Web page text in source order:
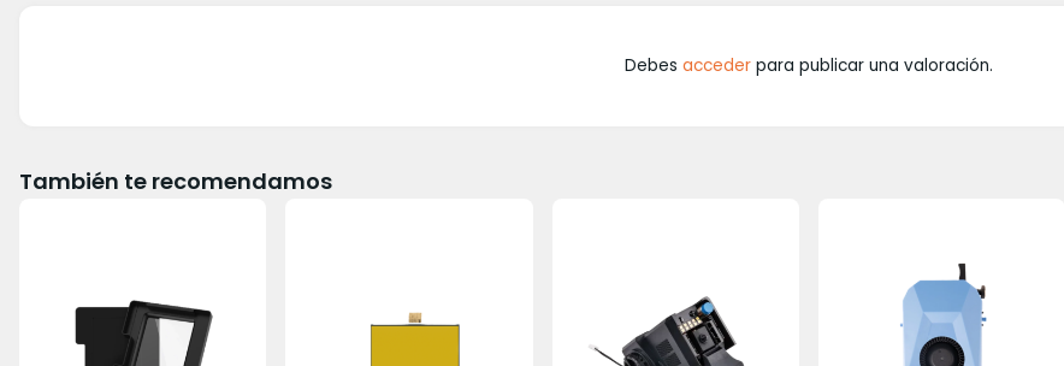
Debes acceder para publicar una valoración.
También te recomendamos